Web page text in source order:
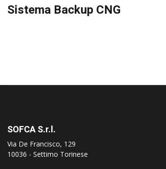
Sistema Backup CNG
SOFCA S.r.l.
Via De Francisco, 129
10036 - Settimo Torinese